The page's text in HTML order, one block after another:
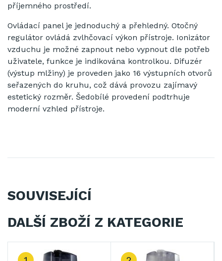
příjemného prostředí.
Ovládací panel je jednoduchý a přehledný. Otočný
regulátor ovládá zvlhčovací výkon přístroje. Ionizátor
vzduchu je možné zapnout nebo vypnout dle potřeb
uživatele, funkce je indikována kontrolkou. Difuzér
(výstup mlžiny) je proveden jako 16 výstupních otvorů
seřazených do kruhu, což dává provozu zajímavý
estetický rozměr. Šedobílé provedení podtrhuje
moderní vzhled přístroje.
SOUVISEJÍCÍ
DALŠÍ ZBOŽÍ Z KATEGORIE